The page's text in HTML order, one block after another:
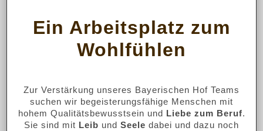
Ein Arbeitsplatz zum
Wohlfühlen
Zur Verstärkung unseres Bayerischen Hof Teams
suchen wir begeisterungsfähige Menschen mit
hohem Qualitätsbewusstsein und Liebe zum Beruf.
Sie sind mit Leib und Seele dabei und dazu noch